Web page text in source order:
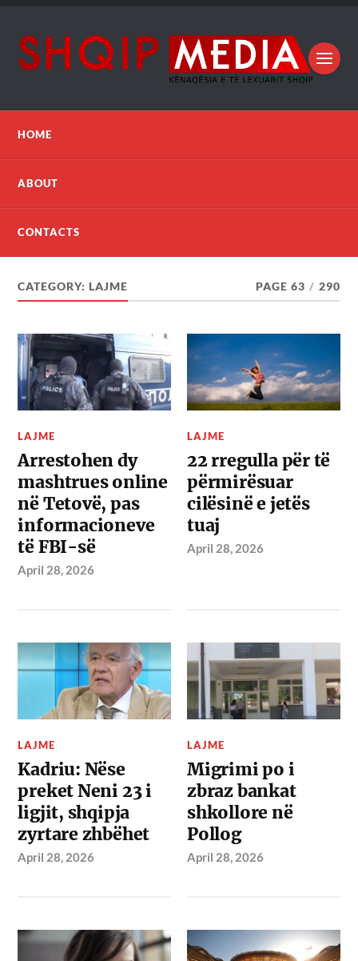
HOME
ABOUT
CONTACTS
CATEGORY:LAJME PAGE 63 / 290
LAJME
Arrestohen dy
mashtrues online
në Tetovë, pas
informacioneve
të FBI-së
April 28, 2026
LAJME
22 rregulla për të
përmirësuar
cilësinë e jetës
tuaj
April 28, 2026
LAJME
Kadriu: Nëse
preket Neni 23 i
ligjit, shqipja
zyrtare zhbëhet
April 28, 2026
LAJME
Migrimi po i
zbraz bankat
shkollore në
Pollog
April 28, 2026